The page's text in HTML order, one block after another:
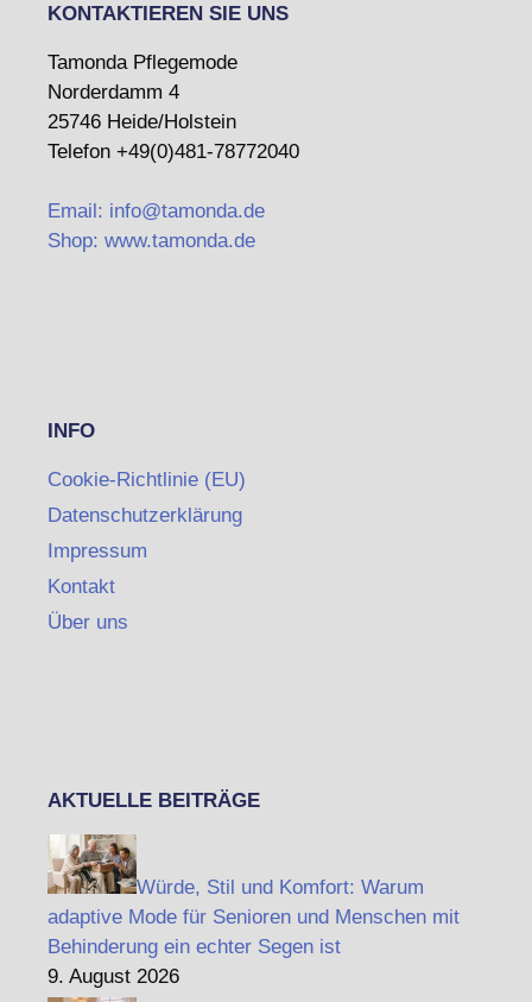
KONTAKTIEREN SIE UNS
Tamonda Pflegemode
Norderdamm 4
25746 Heide/Holstein
Telefon +49(0)481-78772040
Email: info@tamonda.de
Shop: www.tamonda.de
INFO
Cookie-Richtlinie (EU)
Datenschutzerklärung
Impressum
Kontakt
Über uns
AKTUELLE BEITRÄGE
Würde, Stil und Komfort: Warum
adaptive Mode für Senioren und Menschen mit
Behinderung ein echter Segen ist
9. August 2026